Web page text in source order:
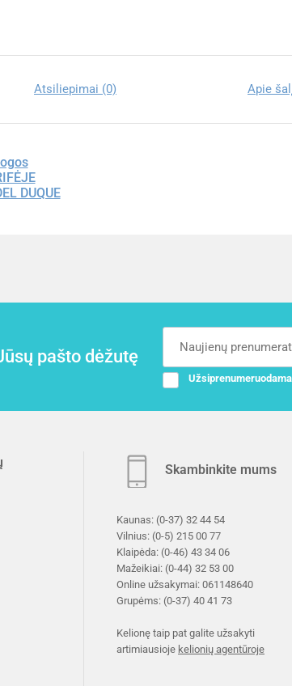
Atsiliepimai (0) Apie
DUQUE
pašto dėžutę
Skambinkite mums
Kaunas: (0-37) 32 44 54
Vilnius: (0-5) 215 00 77
Klaipėda: (0-46) 43 34 06
Mažeikiai: (0-44) 32 53 00
Online užsakymai: 061148640
Grupėms: (0-37) 40 41 73
Kelionę taip pat galite užsakyti
artimiausioje kelionių agentūroje